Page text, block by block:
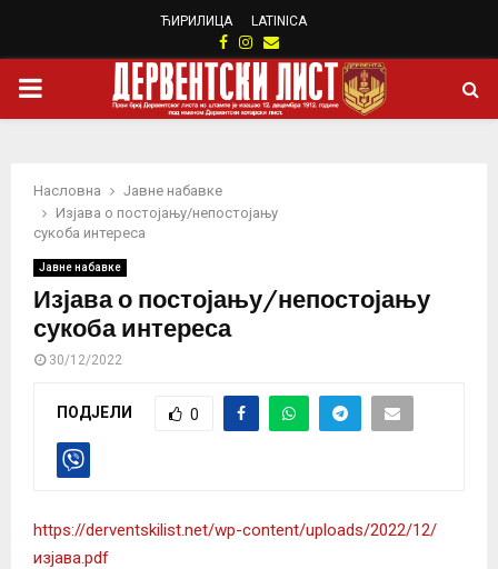
ЋИРИЛИЦА LATINICA
Facebook
Instagram
Email
PRIMARY
Насловна
Јавне набавке
Изјава о постојању/непостојању
сукоба интереса
Јавне набавке
Изјава о постојању/непостојању
сукоба интереса
30/12/2022
ПОДЈЕЛИ 0
https://derventskilist.net/wp-content/uploads/2022/12/
изјава.pdf